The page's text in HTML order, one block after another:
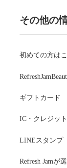
その他の
初めての方は
ギフトカード
IC・クレジッ
LINEスタンプ
Refresh Jamが